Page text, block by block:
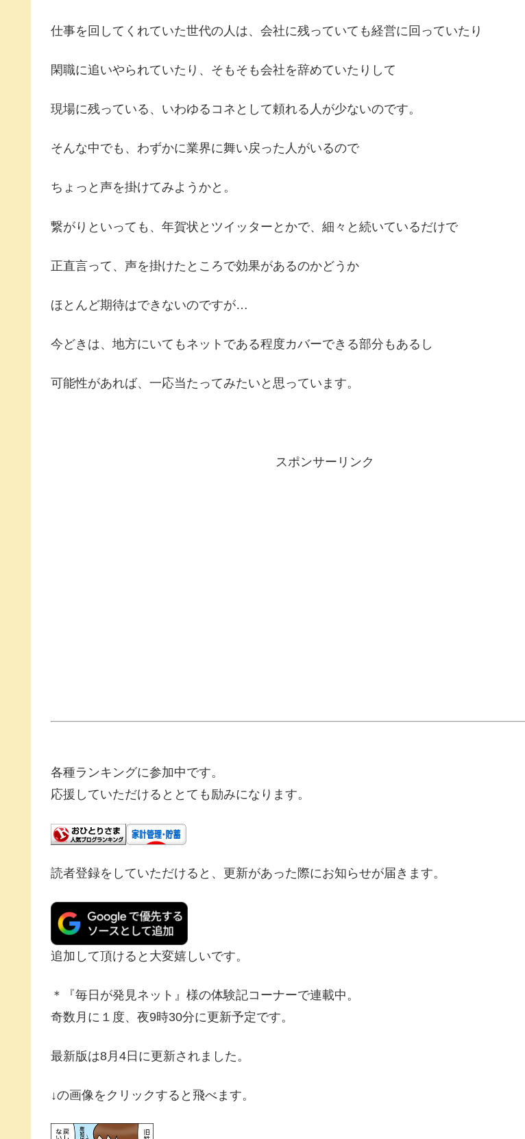
仕事を回してくれていた世代の人は、会社に残っていても経営に回っていたり
閑職に追いやられていたり、そもそも会社を辞めていたりして
現場に残っている、いわゆるコネとして頼れる人が少ないのです。
そんな中でも、わずかに業界に舞い戻った人がいるので
ちょっと声を掛けてみようかと。
繋がりといっても、年賀状とツイッターとかで、細々と続いているだけで
正直言って、声を掛けたところで効果があるのかどうか
ほとんど期待はできないのですが…
今どきは、地方にいてもネットである程度カバーできる部分もあるし
可能性があれば、一応当たってみたいと思っています。
スポンサーリンク
各種ランキングに参加中です。
応援していただけるととても励みになります。
読者登録をしていただけると、更新があった際にお知らせが届きます。
追加して頂けると大変嬉しいです。
＊『毎日が発見ネット』様の体験記コーナーで連載中。
奇数月に１度、夜9時30分に更新予定です。
最新版は8月4日に更新されました。
↓の画像をクリックすると飛べます。